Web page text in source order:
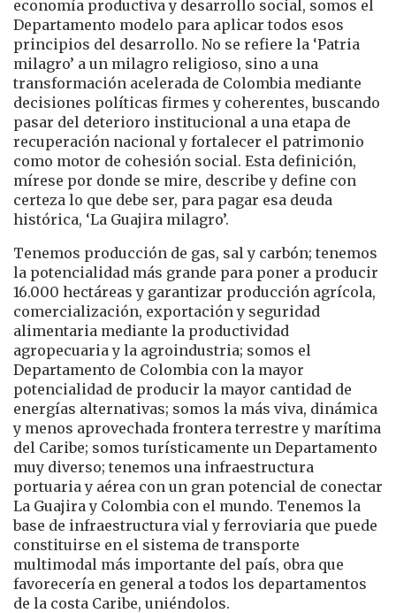
economía productiva y desarrollo social, somos el
Departamento modelo para aplicar todos esos
principios del desarrollo. No se refiere la ‘Patria
milagro’ a un milagro religioso, sino a una
transformación acelerada de Colombia mediante
decisiones políticas firmes y coherentes, buscando
pasar del deterioro institucional a una etapa de
recuperación nacional y fortalecer el patrimonio
como motor de cohesión social. Esta definición,
mírese por donde se mire, describe y define con
certeza lo que debe ser, para pagar esa deuda
histórica, ‘La Guajira milagro’.
Tenemos producción de gas, sal y carbón; tenemos
la potencialidad más grande para poner a producir
16.000 hectáreas y garantizar producción agrícola,
comercialización, exportación y seguridad
alimentaria mediante la productividad
agropecuaria y la agroindustria; somos el
Departamento de Colombia con la mayor
potencialidad de producir la mayor cantidad de
energías alternativas; somos la más viva, dinámica
y menos aprovechada frontera terrestre y marítima
del Caribe; somos turísticamente un Departamento
muy diverso; tenemos una infraestructura
portuaria y aérea con un gran potencial de conectar
La Guajira y Colombia con el mundo. Tenemos la
base de infraestructura vial y ferroviaria que puede
constituirse en el sistema de transporte
multimodal más importante del país, obra que
favorecería en general a todos los departamentos
de la costa Caribe, uniéndolos.